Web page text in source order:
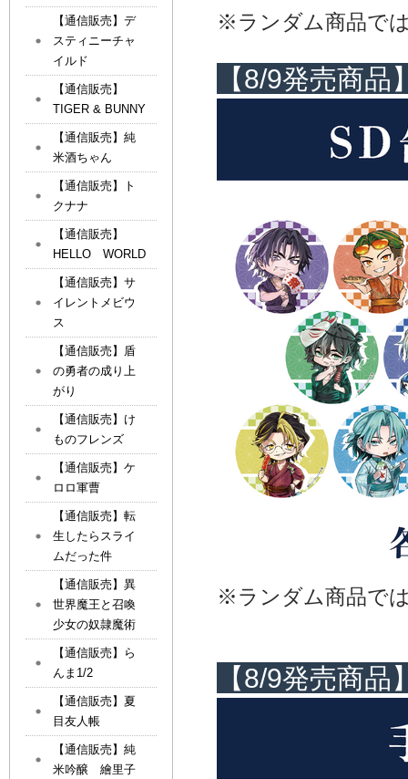
※ランダム商品で
【8/9発売商品
※ランダム商品で
【8/9発売商品
【通信販売】デ
スティニーチャ
イルド
【通信販売】
TIGER & BUNNY
【通信販売】純
米酒ちゃん
【通信販売】ト
クナナ
【通信販売】
HELLO WORLD
【通信販売】サ
イレントメビウ
ス
【通信販売】盾
の勇者の成り上
がり
【通信販売】け
ものフレンズ
【通信販売】ケ
ロロ軍曹
【通信販売】転
生したらスライ
ムだった件
【通信販売】異
世界魔王と召喚
少女の奴隷魔術
【通信販売】ら
んま1/2
【通信販売】夏
目友人帳
【通信販売】純
米吟醸 繪里子